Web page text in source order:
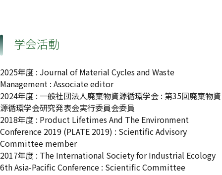
学会活動
2025年度 : Journal of Material Cycles and Waste
Management : Associate editor
2024年度 : 一般社団法人廃棄物資源循環学会 : 第35回廃棄物資
源循環学会研究発表会実行委員会委員
2018年度 : Product Lifetimes And The Environment
Conference 2019 (PLATE 2019) : Scientific Advisory
Committee member
2017年度 : The International Society for Industrial Ecology
6th Asia-Pacific Conference : Scientific Committee